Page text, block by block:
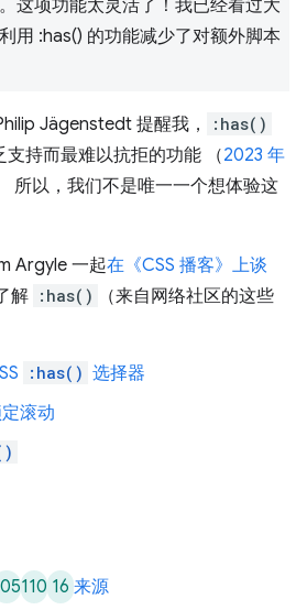
这项功能太灵活了！我已经看过大
用 :has() 的功能减少了对额外脚本
Jägenstedt 提醒我， :has()
持而最难以抗拒的功能 （2023 年
所以，我们不是唯一一个想体验这
Argyle 一起在《CSS 播客》上谈
解 :has()
（来自网络社区的这些
:has() 选择器
滚动
110 16 来源